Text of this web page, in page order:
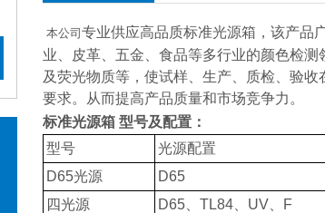
本公司 专业供应高品质标准光源箱，该产品
业、皮革、五金、食品等多行业的颜色检
及荧光物质等，使试样、生产、质检、验
要求。从而提高产品质量和市场竞争力。
标准光源箱 型号及配置：
型号
光源配置
D65光源 D65
四光源
D65 、TL84、UV、F